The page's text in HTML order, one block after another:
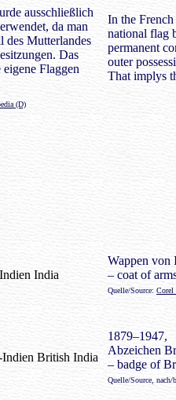
ausschließlich
da man
des Mutterlandes
Das
Flaggen
In the
national flag
permanent
outer
That implys
(D)
Wappen von
– coat of
Quelle/Source: Corel
1879–1947,
Abzeichen
– badge of
Quelle/Source,